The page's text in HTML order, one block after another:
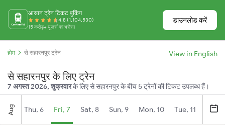
आसान ट्रेन टिकट बुकिंग
4.8 (1,104,530)
15 करोड़+ यूज़र्स का भरोसा
डाउनलोड करें
होम से सहारनपुर ट्रेन View in English
से सहारनपुर के लिए ट्रेन
7 अगस्त 2026, शुक्रवार के लिए से सहारनपुर के बीच 5 ट्रेनों की टिकट उपलब्ध हैं।
Aug Thu, 6 Fri, 7 Sat, 8 Sun, 9 Mon, 10 Tue, 11